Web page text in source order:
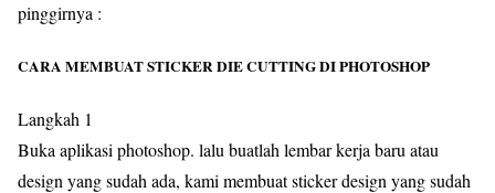
pinggirnya :
CARA MEMBUAT STICKER DIE CUTTING DI PHOTOSHOP
Langkah 1
Buka aplikasi photoshop. lalu buatlah lembar kerja baru atau
design yang sudah ada, kami membuat sticker design yang sudah